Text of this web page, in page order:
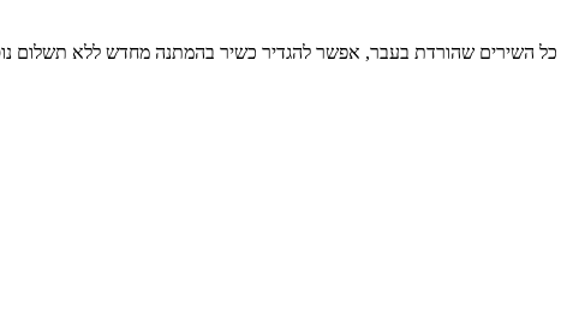
כל השירים שהורדת בעבר, אפשר להגדיר כשיר בהמתנה מחדש ללא תשלום